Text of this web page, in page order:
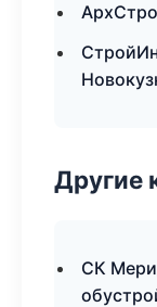
Другие
СК